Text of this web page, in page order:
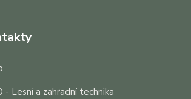
- Lesní a zahradní technika